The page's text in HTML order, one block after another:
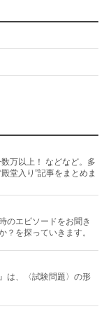
万以上！ などなど。多
堂入り”記事をまとめま
のエピソードをお聞き
を探っていきます。
は、〈試験問題〉の形